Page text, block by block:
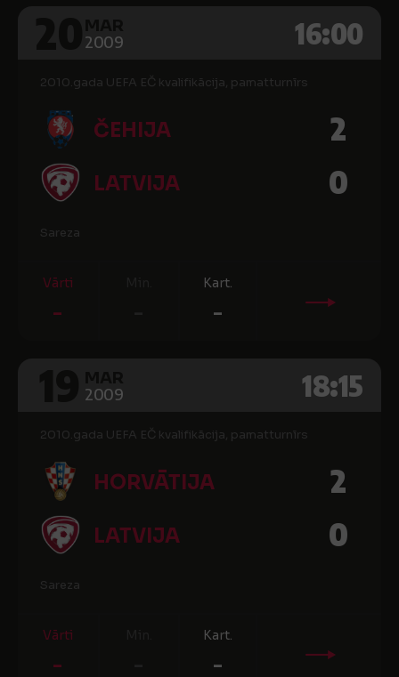
2009 16:00
2010.gada UEFA EČ kvalifikācija, pamatturnīrs
ČEHIJA 2
LATVIJA 0
Sareza
Vārti
-
Kart.
-
2009 18:15
2010.gada UEFA EČ kvalifikācija, pamatturnīrs
HORVĀTIJA 2
LATVIJA 0
Sareza
Vārti
-
Kart.
-